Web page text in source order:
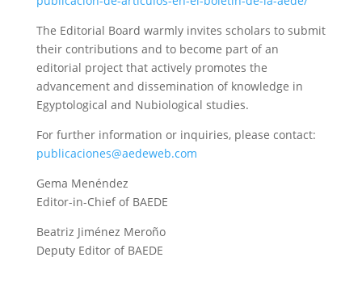
The Editorial Board warmly invites scholars to submit
their contributions and to become part of an
editorial project that actively promotes the
advancement and dissemination of knowledge in
Egyptological and Nubiological studies.
For further information or inquiries, please contact:
publicaciones@aedeweb.com
Gema Menéndez
Editor-in-Chief of BAEDE
Beatriz Jiménez Meroño
Deputy Editor of BAEDE